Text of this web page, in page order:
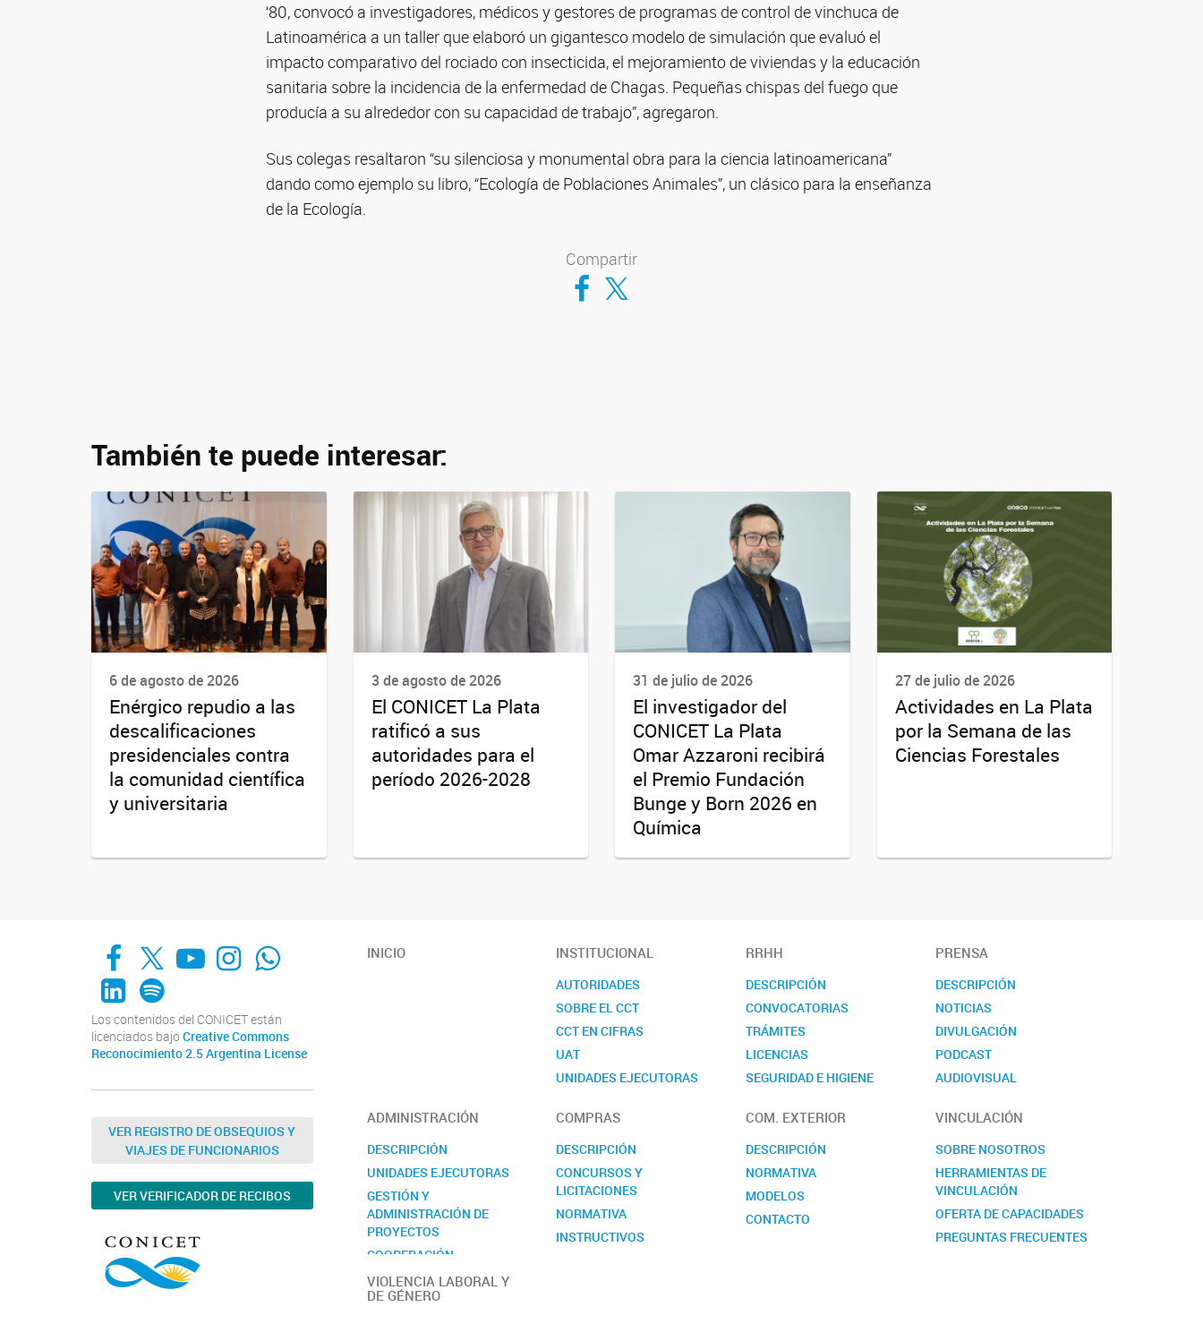
‘80, convocó a investigadores, médicos y gestores de programas de control de vinchuca de
Latinoamérica a un taller que elaboró un gigantesco modelo de simulación que evaluó el
impacto comparativo del rociado con insecticida, el mejoramiento de viviendas y la educación
sanitaria sobre la incidencia de la enfermedad de Chagas. Pequeñas chispas del fuego que
producía a su alrededor con su capacidad de trabajo”, agregaron.
Sus colegas resaltaron “su silenciosa y monumental obra para la ciencia latinoamericana”
dando como ejemplo su libro, “Ecología de Poblaciones Animales”, un clásico para la enseñanza
de la Ecología.
Compartir
Compartir en Facebook
Compartir en Twitter
También te puede interesar:
6 de agosto de 2026
Enérgico repudio a las
descalificaciones
presidenciales contra
la comunidad científica
y universitaria
3 de agosto de 2026
El CONICET La Plata
ratificó a sus
autoridades para el
período 2026-2028
31 de julio de 2026
El investigador del
CONICET La Plata
Omar Azzaroni recibirá
el Premio Fundación
Bunge y Born 2026 en
Química
27 de julio de 2026
Actividades en La Plata
por la Semana de las
Ciencias Forestales
Facebook
X YouTube
Instagram
Whats App
LinkedIn
Spotify
Los contenidos del CONICET están
licenciados bajo Creative Commons
Reconocimiento 2.5 Argentina License
VER REGISTRO DE OBSEQUIOS Y
VIAJES DE FUNCIONARIOS
VER VERIFICADOR DE RECIBOS
INICIO INSTITUCIONAL
AUTORIDADES
SOBRE EL CCT
CCT EN CIFRAS
UAT
UNIDADES EJECUTORAS
REALP
RRHH
DESCRIPCIÓN
CONVOCATORIAS
TRÁMITES
LICENCIAS
SEGURIDAD E HIGIENE
PRENSA
DESCRIPCIÓN
NOTICIAS
DIVULGACIÓN
PODCAST
AUDIOVISUAL
NOVEDADES
CONTACTO
ADMINISTRACIÓN
DESCRIPCIÓN
UNIDADES EJECUTORAS
GESTIÓN Y
ADMINISTRACIÓN DE
PROYECTOS
COOPERACIÓN
CONTACTO
COMPRAS
DESCRIPCIÓN
CONCURSOS Y
LICITACIONES
NORMATIVA
INSTRUCTIVOS
COM. EXTERIOR
DESCRIPCIÓN
NORMATIVA
MODELOS
CONTACTO
VINCULACIÓN
SOBRE NOSOTROS
HERRAMIENTAS DE
VINCULACIÓN
OFERTA DE CAPACIDADES
PREGUNTAS FRECUENTES
VIOLENCIA LABORAL Y
DE GÉNERO